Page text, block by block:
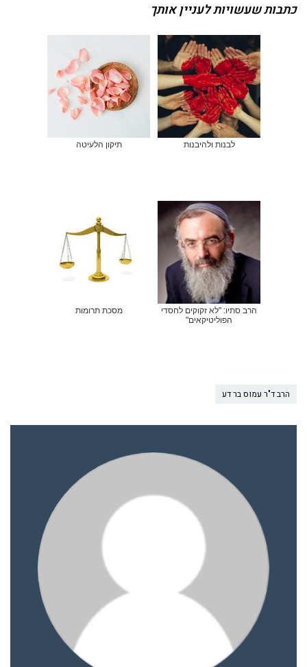
כתבות שעשויות לעניין אותך
לבנות ולהיבנות תיקון הלעיטה
הרב סתיו: "לא זקוקים לחסדי
הפוליטיקאים"
מסכת תרומות
הרב ד"ר עמוס בר דע